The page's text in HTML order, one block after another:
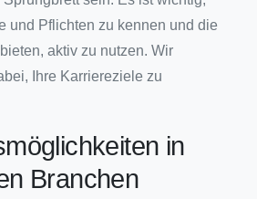
und Pflichten zu kennen und die
aktiv zu nutzen. Wir
Ihre Karriereziele zu
in
Branchen